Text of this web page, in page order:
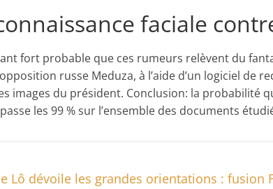
faciale
fort probable que ces rumeurs relèvent du
russe Meduza, à l’aide d’un logiciel de
images du président. Conclusion: la probabilité
les 99 % sur l’ensemble des documents
Lô dévoile les grandes orientations : fusion